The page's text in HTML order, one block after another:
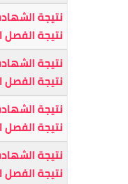
نتيجة
نتيجة الفصل
نتيجة
نتيجة الفصل
نتيجة
نتيجة الفصل
نتيجة
نتيجة الفصل